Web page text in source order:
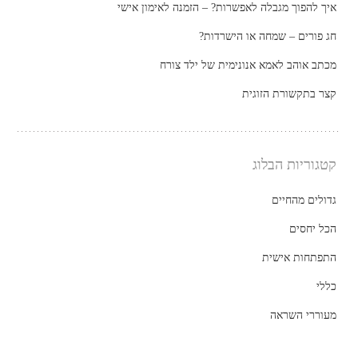
איך להפוך מגבלה לאפשרות? – הזמנה לאימון אישי
חג פורים – שמחה או הישרדות?
מכתב אוהב לאמא אנונימית של ילד צורח
קצר בתקשורת הזוגית
קטגוריות הבלוג
גדולים מהחיים
הכל יחסים
התפתחות אישית
כללי
מעוררי השראה